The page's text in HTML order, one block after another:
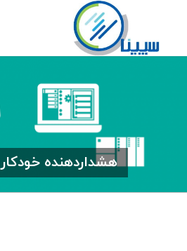
هشداردهنده خودكار